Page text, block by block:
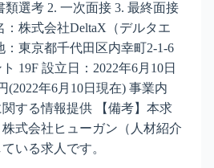
類選考 2. 一次面接 3. 最終面接
：株式会社DeltaX（デルタエ
：東京都千代田区内幸町2-1-6
19F 設立日：2022年6月10日
(2022年6月10日現在) 事業内
する情報提供 【備考】本求
式会社ヒューガン（人材紹介
いる求人です。